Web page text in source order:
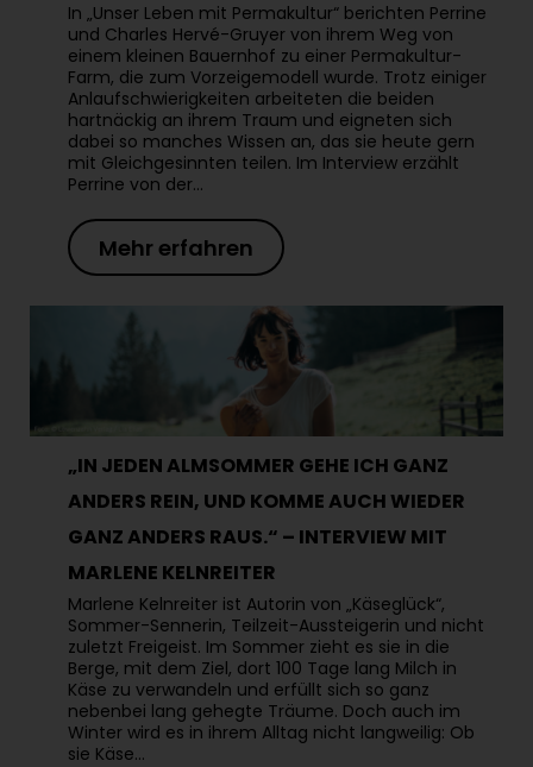
In „Unser Leben mit Permakultur“ berichten Perrine
und Charles Hervé-Gruyer von ihrem Weg von
einem kleinen Bauernhof zu einer Permakultur-
Farm, die zum Vorzeigemodell wurde. Trotz einiger
Anlaufschwierigkeiten arbeiteten die beiden
hartnäckig an ihrem Traum und eigneten sich
dabei so manches Wissen an, das sie heute gern
mit Gleichgesinnten teilen. Im Interview erzählt
Perrine von der…
Mehr erfahren
„IN JEDEN ALMSOMMER GEHE ICH GANZ
ANDERS REIN, UND KOMME AUCH WIEDER
GANZ ANDERS RAUS.“ – INTERVIEW MIT
MARLENE KELNREITER
Marlene Kelnreiter ist Autorin von „Käseglück“,
Sommer-Sennerin, Teilzeit-Aussteigerin und nicht
zuletzt Freigeist. Im Sommer zieht es sie in die
Berge, mit dem Ziel, dort 100 Tage lang Milch in
Käse zu verwandeln und erfüllt sich so ganz
nebenbei lang gehegte Träume. Doch auch im
Winter wird es in ihrem Alltag nicht langweilig: Ob
sie Käse…